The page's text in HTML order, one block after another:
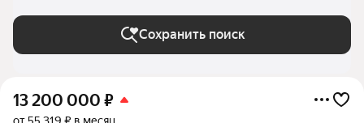
Сохранить поиск
13 200 000 ₽